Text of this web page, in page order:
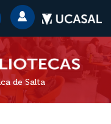
de Salta